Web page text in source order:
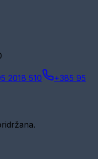
2018 510
+385 95